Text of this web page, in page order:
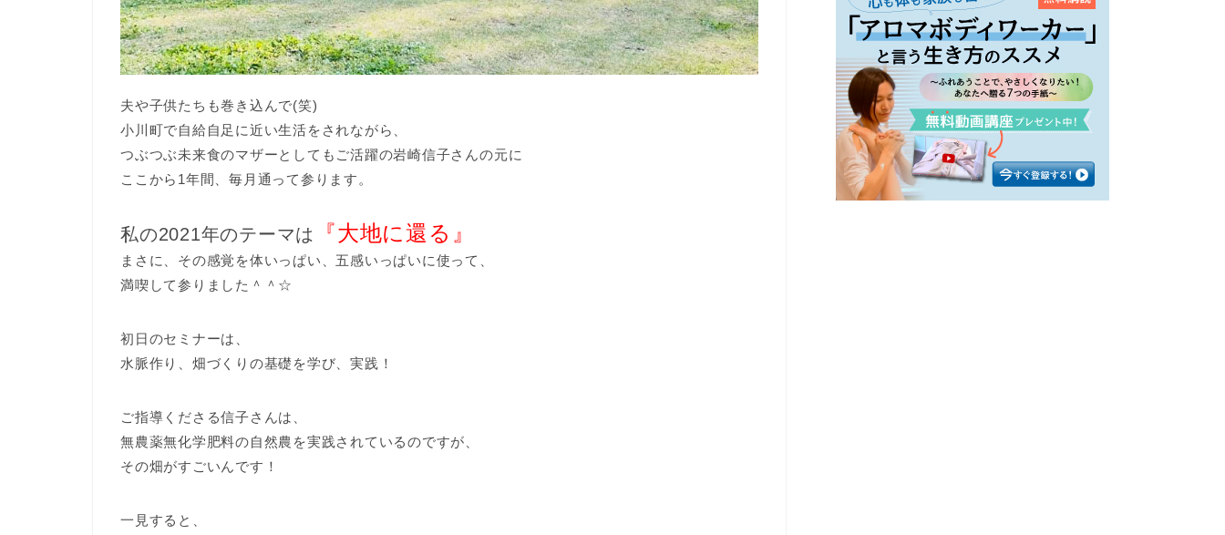
夫や子供たちも巻き込んで(笑)
小川町で自給自足に近い生活をされながら、
つぶつぶ未来食のマザーとしてもご活躍の岩崎信子さんの元に
ここから1年間、毎月通って参ります。
私の2021年のテーマは 『大地に還る』
まさに、その感覚を体いっぱい、五感いっぱいに使って、
満喫して参りました＾＾☆
初日のセミナーは、
水脈作り、畑づくりの基礎を学び、実践！
ご指導くださる信子さんは、
無農薬無化学肥料の自然農を実践されているのですが、
その畑がすごいんです！
一見すると、